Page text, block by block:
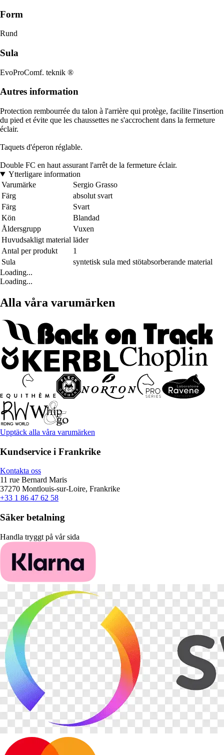
Form
Rund
Sula
EvoProComf. teknik ®
Autres information
Protection rembourrée du talon à l'arrière qui protège, facilite l'insertion
du pied et évite que les chaussettes ne s'accrochent dans la fermeture
éclair.
Taquets d'éperon réglable.
Double FC en haut assurant l'arrêt de la fermeture éclair.
Ytterligare information
Varumärke
Sergio Grasso
Färg
absolut svart
Färg
Svart
Kön
Blandad
Åldersgrupp
Vuxen
Huvudsakligt material läder
Antal per produkt
1
Sula
syntetisk sula med stötabsorberande material
Loading...
Loading...
Alla våra varumärken
Upptäck alla våra varumärken
Kundservice i Frankrike
Kontakta oss
11 rue Bernard Maris
37270 Montlouis-sur-Loire, Frankrike
+33 1 86 47 62 58
Säker betalning
Handla tryggt på vår sida